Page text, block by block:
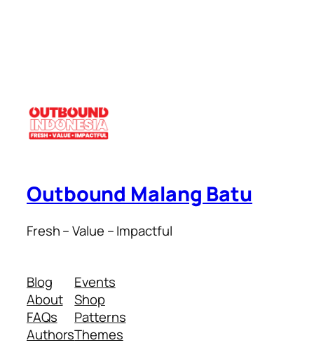
Outbound Malang Batu
Fresh – Value – Impactful
Blog
About
FAQs
Authors
Events
Shop
Patterns
Themes